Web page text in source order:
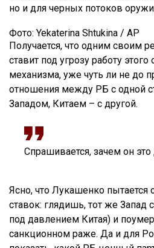
но и для черных потоков
Фото: Yekaterina Shtukina / AP
Получается, что одним своим
ставит под угрозу работу
механизма, уже чуть ли не до
отношения между РБ с одной
Западом, Китаем – с другой.
Спрашивается, зачем он это
Ясно, что Лукашенко
ставок: глядишь, тот же Запад
под давлением Китая) и
санкционном раже. Да и для